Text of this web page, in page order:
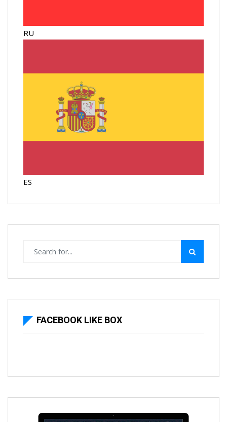
RU
ES
FACEBOOK LIKE BOX